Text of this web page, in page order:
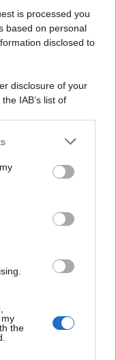
is processed you
based on personal
disclosed to
disclosure of your
IAB’s list of
us to third parties
or more Google
including but
You may click to
party tags to
the